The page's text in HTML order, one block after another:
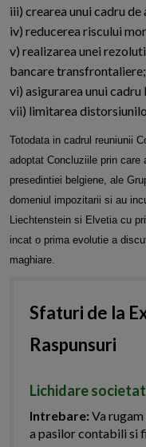
iii) crearea unui cadru
iv) reducerea riscului
v) realizarea unei
bancare transfrontaliere;
vi) asigurarea unui cadru
vii) limitarea
Totodata in cadrul reuniunii
adoptat Concluziile prin care
presedintiei belgiene, ale
domeniul impozitarii si au
Liechtenstein si Elvetia cu
incat o prima evolutie a
maghiare.
Sfaturi de la
Raspunsuri
Lichidare
Intrebare:Va
a pasilor contabili si